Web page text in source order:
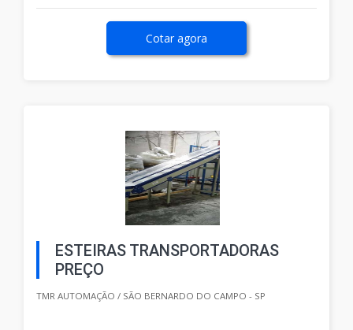
Cotar agora
ESTEIRAS TRANSPORTADORAS
PREÇO
TMR AUTOMAÇÃO / SÃO BERNARDO DO CAMPO - SP